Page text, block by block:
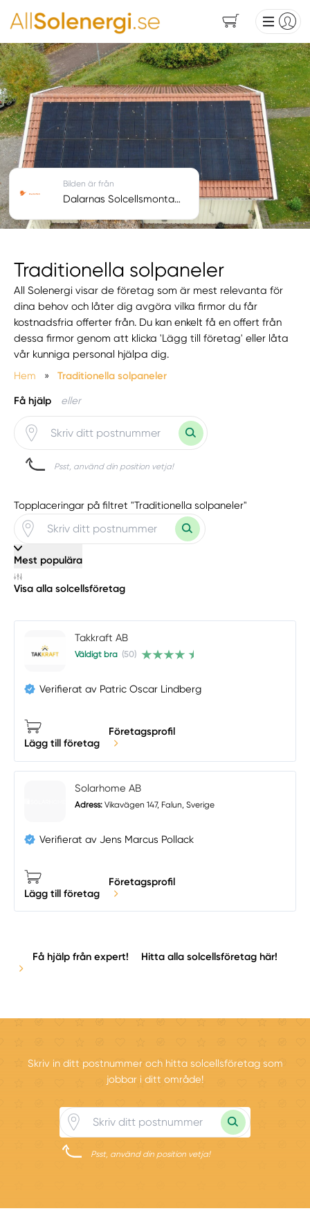
Traditionella solpaneler
All Solenergi visar de företag som är mest relevanta för
dina behov och låter dig avgöra vilka firmor du får
kostnadsfria offerter från. Du kan enkelt få en offert från
dessa firmor genom att klicka 'Lägg till företag' eller låta
vår kunniga personal hjälpa dig.
Hem
» Traditionella solpaneler
Få hjälp eller
Psst, använd din position vetja!
Bilden är från
Dalarnas Solcellsmontage AB
Topplaceringar på filtret "Traditionella solpaneler"
Mest populära
Visa alla solcellsföretag
Takkraft AB
Väldigt bra (50)
Verifierat av Patric Oscar Lindberg
Lägg till företag
Företagsprofil
Solarhome AB
Adress: Vikavägen 147, Falun, Sverige
Verifierat av Jens Marcus Pollack
Lägg till företag
Företagsprofil
Få hjälp från expert! Hitta alla solcellsföretag här!
Skriv in ditt postnummer och hitta solcellsföretag som
jobbar i ditt område!
Psst, använd din position vetja!